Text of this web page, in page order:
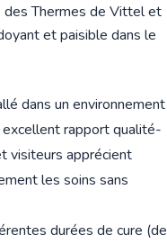
Thermes de Vittel et
et paisible dans le
dans un environnement
rapport qualité-
visiteurs apprécient
les soins sans
durées de cure (de